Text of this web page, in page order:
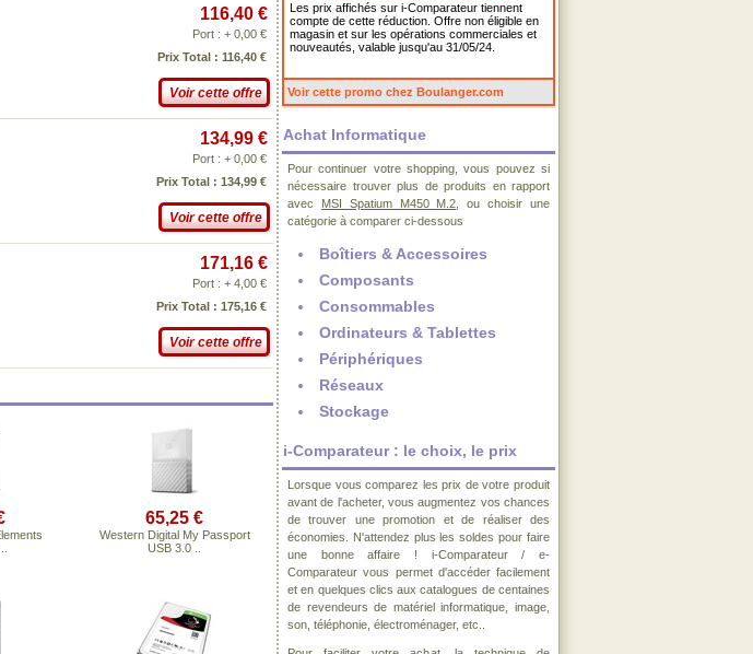
116,40 €
Port : + 0,00 €
Prix Total : 116,40 €
Voir cette offre
134,99 €
Port : + 0,00 €
Prix Total : 134,99 €
Voir cette offre
171,16 €
Port : + 4,00 €
Prix Total : 175,16 €
Voir cette offre
65,25 €
Western Digital My Passport
USB 3.0 ..
Les prix affichés sur i-Comparateur tiennent
compte de cette réduction. Offre non éligible en
magasin et sur les opérations commerciales et
nouveautés, valable jusqu'au 31/05/24.
Voir cette promo chez Boulanger.com
Achat Informatique
Pour continuer votre shopping, vous pouvez si
nécessaire trouver plus de produits en rapport
avec MSI Spatium M450 M.2 , ou choisir une
catégorie à comparer ci-dessous
Boîtiers & Accessoires
Composants
Consommables
Ordinateurs & Tablettes
Périphériques
Réseaux
Stockage
i-Comparateur : le choix, le prix
Lorsque vous comparez les prix de votre produit
avant de l'acheter, vous augmentez vos chances
de trouver une promotion et de réaliser des
économies. N'attendez plus les soldes pour faire
une bonne affaire ! i-Comparateur / e-
Comparateur vous permet d'accéder facilement
et en quelques clics aux catalogues de centaines
de revendeurs de matériel informatique, image,
son, téléphonie, électroménager, etc..